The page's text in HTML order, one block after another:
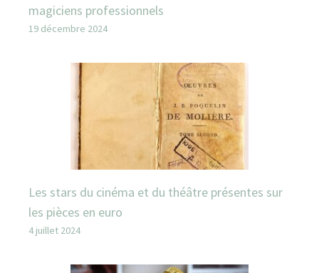
magiciens professionnels
19 décembre 2024
Les stars du cinéma et du théâtre présentes sur
les pièces en euro
4 juillet 2024